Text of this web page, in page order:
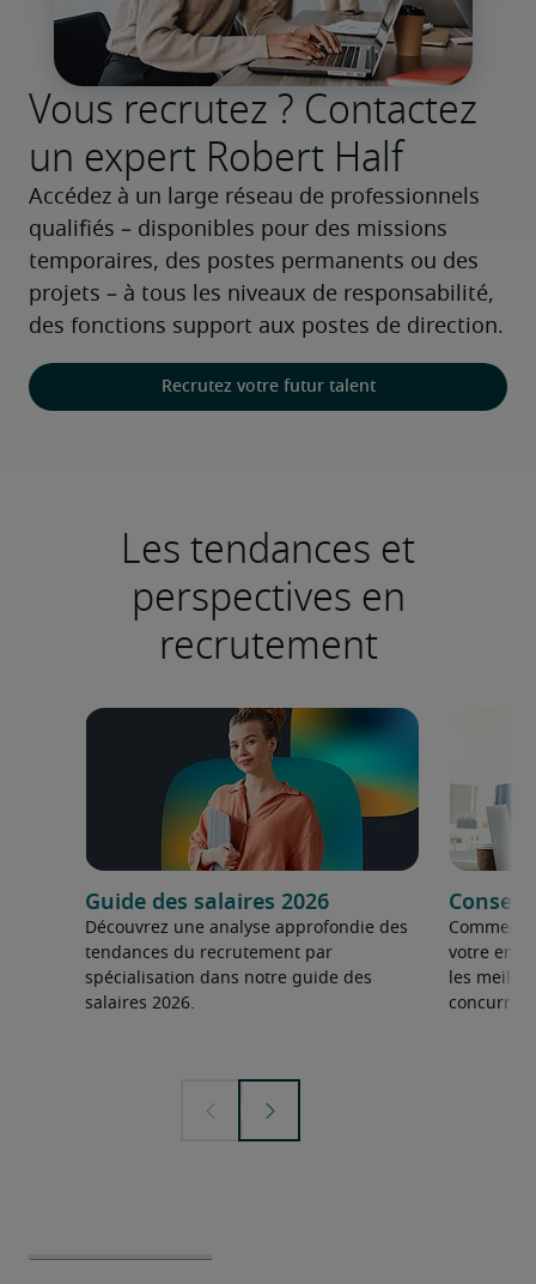
Vous recrutez ? Contactez
un expert Robert Half
Accédez à un large réseau de professionnels
qualifiés – disponibles pour des missions
temporaires, des postes permanents ou des
projets – à tous les niveaux de responsabilité,
des fonctions support aux postes de direction.
Recrutez votre futur talent
Les tendances et
perspectives en
recrutement
Guide des salaires 2026
Découvrez une analyse approfondie des
tendances du recrutement par
spécialisation dans notre guide des
salaires 2026.
Comment
votre
les